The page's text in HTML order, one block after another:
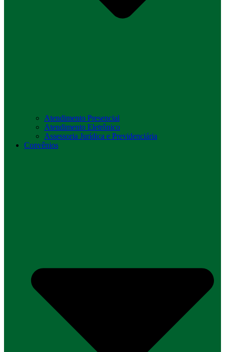
Atendimento Presencial
Atendimento Eletrônico
Assessoria Jurídica e Previdenciária
Convênios